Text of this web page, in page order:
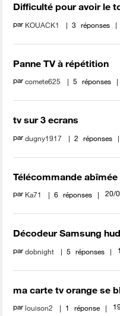
Difficulté pour avoir le
par KOUACK1 3 réponses
Panne TV à répétition
parcomete625 5 réponses
tv sur 3 ecrans
pardugny1917 2 réponses
Télécommande abîmée
par Ka71 6 réponses ‎20/
Décodeur Samsung
pardobnight 5 réponses
ma carte tv orange se
parlouison2 1 réponse